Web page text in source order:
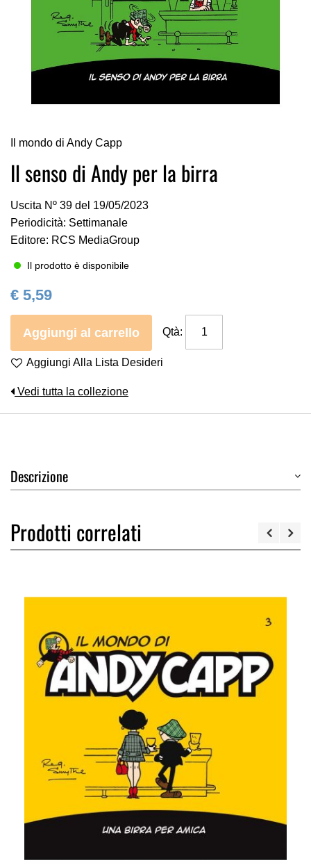
all'inizio
della
galleria
immagini
Il mondo di Andy Capp
Il senso di Andy per la birra
Uscita Nº 39 del 19/05/2023
Periodicità: Settimanale
Editore: RCS MediaGroup
Il prodotto è disponibile
€ 5,59
Aggiungi al carrello Qtà:
Aggiungi Alla Lista Desideri
Vedi tutta la collezione
Descrizione
Prodotti correlati